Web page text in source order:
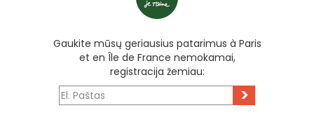
Gaukite mūsų geriausius patarimus à Paris
et en Île de France nemokamai,
registracija žemiau:
>